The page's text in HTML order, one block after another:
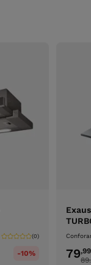
(0)
-10% 79,99